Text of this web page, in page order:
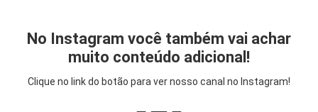
No Instagram você também vai achar
muito conteúdo adicional!
Clique no link do botão para ver nosso canal no Instagram!